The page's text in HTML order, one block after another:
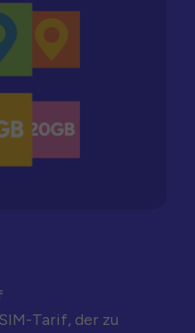
Tarif, der zu